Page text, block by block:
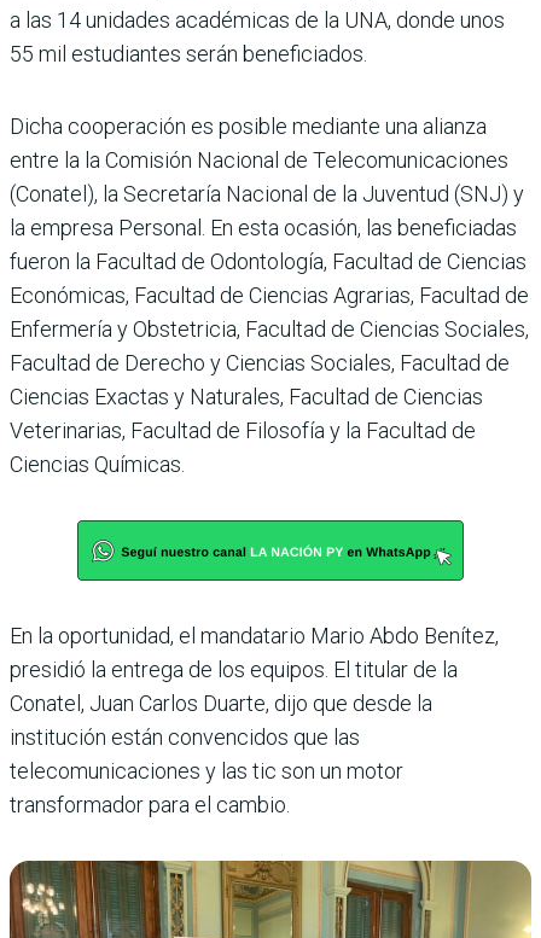
a las 14 unidades académicas de la UNA, donde unos
55 mil estudiantes serán beneficiados.
Dicha cooperación es posible mediante una alianza
entre la la Comisión Nacional de Telecomunicaciones
(Conatel), la Secretaría Nacional de la Juventud (SNJ) y
la empresa Personal. En esta ocasión, las beneficiadas
fueron la Facultad de Odontología, Facultad de Ciencias
Económicas, Facultad de Ciencias Agrarias, Facultad de
Enfermería y Obstetricia, Facultad de Ciencias Sociales,
Facultad de Derecho y Ciencias Sociales, Facultad de
Ciencias Exactas y Naturales, Facultad de Ciencias
Veterinarias, Facultad de Filosofía y la Facultad de
Ciencias Químicas.
En la oportunidad, el mandatario Mario Abdo Benítez,
presidió la entrega de los equipos. El titular de la
Conatel, Juan Carlos Duarte, dijo que desde la
institución están convencidos que las
telecomunicaciones y las tic son un motor
transformador para el cambio.